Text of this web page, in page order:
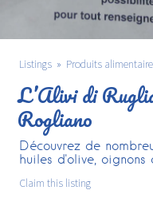
Listings Produits
L’Alivi di
Rogliano
Découvrez de
huiles d'olive, oignons
Claim this listing